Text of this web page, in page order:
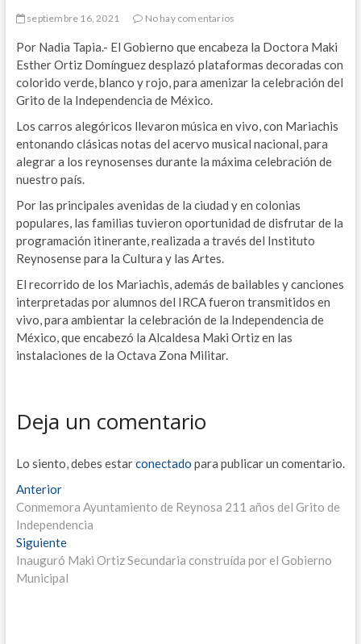
septiembre 16, 2021 No hay comentarios
Por Nadia Tapia.- El Gobierno que encabeza la Doctora Maki
Esther Ortiz Domínguez desplazó plataformas decoradas con
colorido verde, blanco y rojo, para amenizar la celebración del
Grito de la Independencia de México.
Los carros alegóricos llevaron música en vivo, con Mariachis
entonando clásicas notas del acervo musical nacional, para
alegrar a los reynosenses durante la máxima celebración de
nuestro país.
Por las principales avenidas de la ciudad y en colonias
populares, las familias tuvieron oportunidad de disfrutar de la
programación itinerante, realizada a través del Instituto
Reynosense para la Cultura y las Artes.
El recorrido de los Mariachis, además de bailables y canciones
interpretadas por alumnos del IRCA fueron transmitidos en
vivo, para ambientar la celebración de la Independencia de
México, que encabezó la Alcaldesa Maki Ortiz en las
instalaciones de la Octava Zona Militar.
Deja un comentario
Lo siento, debes estarconectado para publicar un comentario.
N
a
v
e
AnteriorE
n
t
r
a
d
Conmemora Ayuntamiento de Reynosa 211 años del Grito de
Independencia
SiguienteE
n
t
Inauguró Maki Ortiz Secundaria construída por el Gobierno
Municipal